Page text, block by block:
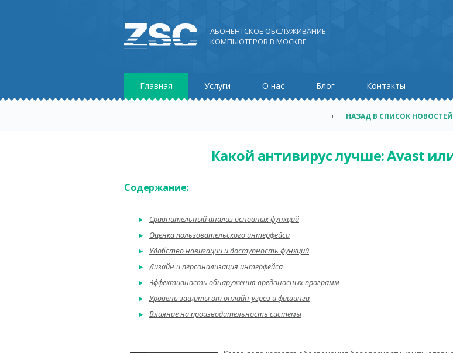
АБОНЕНТСКОЕ ОБСЛУЖИВАНИЕ
КОМПЬЮТЕРОВ В МОСКВЕ
Главная Услуги О нас Блог Контакты
НАЗАД В СПИСОК НОВОСТЕЙ
Какой антивирус лучше: Avast
Содержание:
Сравнительный анализ основных функций
Оценка пользовательского интерфейса
Удобство навигации и доступность функций
Дизайн и персонализация интерфейса
Эффективность обнаружения вредоносных программ
Уровень защиты от онлайн-угроз и фишинга
Влияние на производительность системы